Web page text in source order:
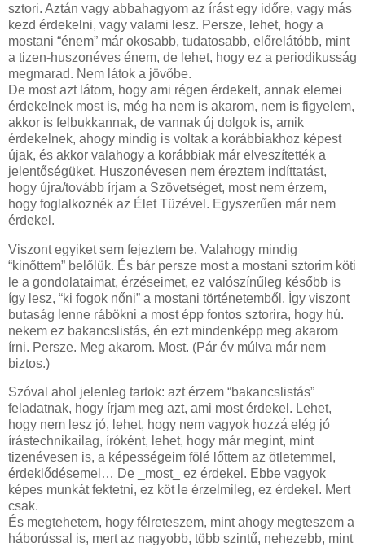
sztori. Aztán vagy abbahagyom az írást egy időre, vagy más
kezd érdekelni, vagy valami lesz. Persze, lehet, hogy a
mostani “énem” már okosabb, tudatosabb, előrelátóbb, mint
a tizen-huszonéves énem, de lehet, hogy ez a periodikusság
megmarad. Nem látok a jövőbe.
De most azt látom, hogy ami régen érdekelt, annak elemei
érdekelnek most is, még ha nem is akarom, nem is figyelem,
akkor is felbukkannak, de vannak új dolgok is, amik
érdekelnek, ahogy mindig is voltak a korábbiakhoz képest
újak, és akkor valahogy a korábbiak már elveszítették a
jelentőségüket. Huszonévesen nem éreztem indíttatást,
hogy újra/tovább írjam a Szövetséget, most nem érzem,
hogy foglalkoznék az Élet Tüzével. Egyszerűen már nem
érdekel.
Viszont egyiket sem fejeztem be. Valahogy mindig
“kinőttem” belőlük. És bár persze most a mostani sztorim köti
le a gondolataimat, érzéseimet, ez valószínűleg később is
így lesz, “ki fogok nőni” a mostani történetemből. Így viszont
butaság lenne rábökni a most épp fontos sztorira, hogy hú.
nekem ez bakancslistás, én ezt mindenképp meg akarom
írni. Persze. Meg akarom. Most. (Pár év múlva már nem
biztos.)
Szóval ahol jelenleg tartok: azt érzem “bakancslistás”
feladatnak, hogy írjam meg azt, ami most érdekel. Lehet,
hogy nem lesz jó, lehet, hogy nem vagyok hozzá elég jó
írástechnikailag, íróként, lehet, hogy már megint, mint
tizenévesen is, a képességeim fölé lőttem az ötletemmel,
érdeklődésemel… De _most_ ez érdekel. Ebbe vagyok
képes munkát fektetni, ez köt le érzelmileg, ez érdekel. Mert
csak.
És megtehetem, hogy félreteszem, mint ahogy megteszem a
háborússal is, mert az nagyobb, több szintű, nehezebb, mint